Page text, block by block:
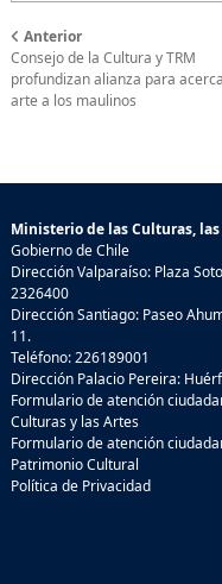
Anterior
Consejo de la Cultura y TRM
profundizan alianza para
arte a los maulinos
Ministerio de las Culturas,
Gobierno de Chile
Dirección Valparaíso: Plaza
2326400
Dirección Santiago: Paseo
11.
Teléfono: 226189001
Dirección Palacio Pereira:
Formulario de atención
Culturas y las Artes
Formulario de atención
Patrimonio Cultural
Política de Privacidad